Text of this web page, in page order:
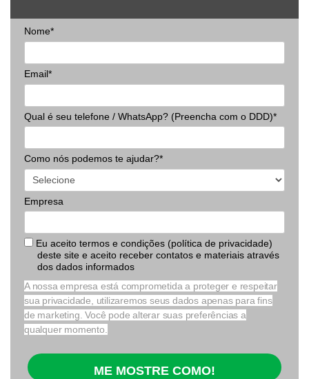
Nome*
Email*
Qual é seu telefone / WhatsApp? (Preencha com o DDD)*
Como nós podemos te ajudar?*
Empresa
Eu aceito termos e condições (política de privacidade)
deste site e aceito receber contatos e materiais através
dos dados informados
A nossa empresa está comprometida a proteger e respeitar
sua privacidade, utilizaremos seus dados apenas para fins
de marketing. Você pode alterar suas preferências a
qualquer momento.
ME MOSTRE COMO!